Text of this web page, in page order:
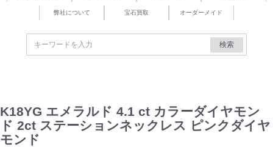
弊社について 宝石買取 オーダーメイド
検索
K18YG エメラルド 4.1 ct カラーダイヤモン
ド 2ct ステーションネックレス ピンクダイヤ
モンド